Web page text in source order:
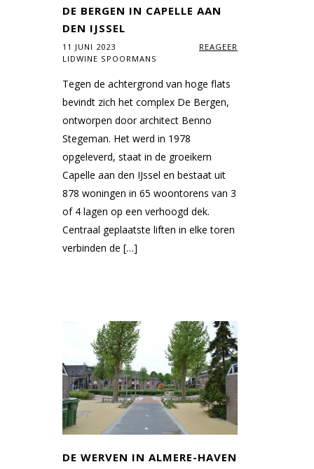
DE BERGEN IN CAPELLE AAN
DEN IJSSEL
11 JUNI 2023
REAGEER
LIDWINE SPOORMANS
Tegen de achtergrond van hoge flats
bevindt zich het complex De Bergen,
ontworpen door architect Benno
Stegeman. Het werd in 1978
opgeleverd, staat in de groeikern
Capelle aan den IJssel en bestaat uit
878 woningen in 65 woontorens van 3
of 4 lagen op een verhoogd dek.
Centraal geplaatste liften in elke toren
verbinden de […]
DE WERVEN IN ALMERE-HAVEN